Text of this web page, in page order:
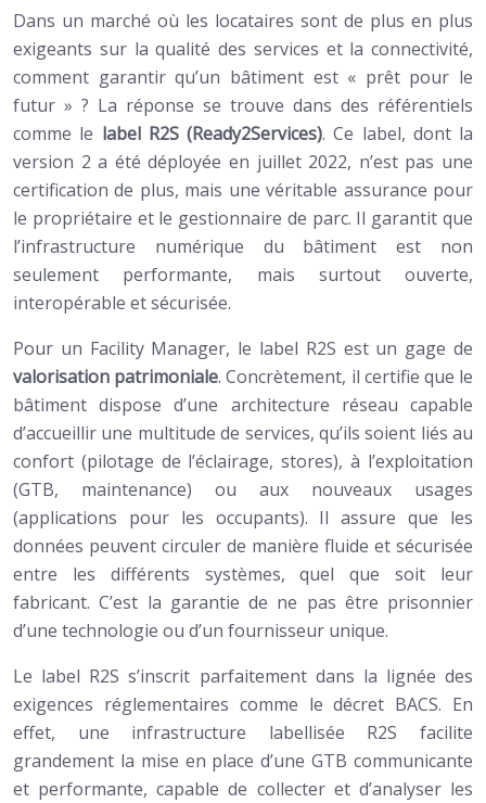
Dans un marché où les locataires sont de plus en plus
exigeants sur la qualité des services et la connectivité,
comment garantir qu’un bâtiment est « prêt pour le
futur » ? La réponse se trouve dans des référentiels
comme le label R2S (Ready2Services). Ce label, dont la
version 2 a été déployée en juillet 2022, n’est pas une
certification de plus, mais une véritable assurance pour
le propriétaire et le gestionnaire de parc. Il garantit que
l’infrastructure numérique du bâtiment est non
seulement performante, mais surtout ouverte,
interopérable et sécurisée.
Pour un Facility Manager, le label R2S est un gage de
valorisation patrimoniale. Concrètement, il certifie que le
bâtiment dispose d’une architecture réseau capable
d’accueillir une multitude de services, qu’ils soient liés au
confort (pilotage de l’éclairage, stores), à l’exploitation
(GTB, maintenance) ou aux nouveaux usages
(applications pour les occupants). Il assure que les
données peuvent circuler de manière fluide et sécurisée
entre les différents systèmes, quel que soit leur
fabricant. C’est la garantie de ne pas être prisonnier
d’une technologie ou d’un fournisseur unique.
Le label R2S s’inscrit parfaitement dans la lignée des
exigences réglementaires comme le décret BACS. En
effet, une infrastructure labellisée R2S facilite
grandement la mise en place d’une GTB communicante
et performante, capable de collecter et d’analyser les